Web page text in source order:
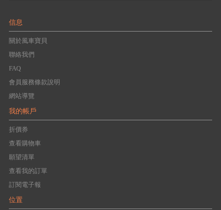
信息
關於風車寶貝
聯絡我們
FAQ
會員服務條款說明
網站導覽
我的帳戶
折價券
查看購物車
願望清單
查看我的訂單
訂閱電子報
位置